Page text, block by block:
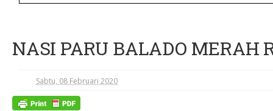
NASI PARU BALADO MERAH
Sabtu, 08 Februari 2020